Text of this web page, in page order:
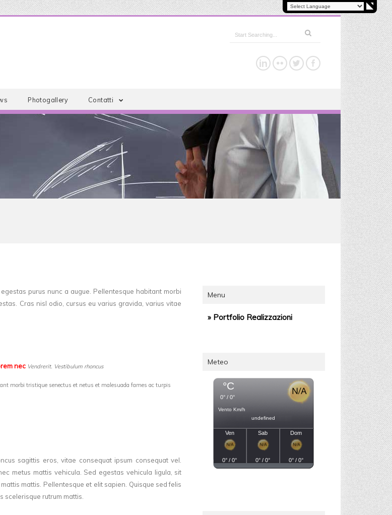
Photogallery Contatti
purus nunc a augue. Pellentesque habitant morbi
Cras nisl odio, cursus eu varius gravida, varius vitae
nec Vendrerit. Vestibulum rhoncus
morbi tristique senectus et netus et malesuada fames ac turpis
sagittis eros, vitae consequat ipsum consequat vel.
metus mattis vehicula. Sed egestas vehicula ligula, sit
mattis. Pellentesque et elit sapien. Quisque sed felis
scelerisque rutrum mattis.
Menu
» Portfolio Realizzazioni
Meteo
°C
Vento Km/h
0° / 0°
undefined
Ven
0° / 0°
Sab
0° / 0°
Dom
0° / 0°